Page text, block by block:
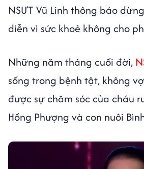
NSƯT Vũ Linh thông báo
diễn vì sức khoẻ không cho
Những năm tháng cuối đời,
sống trong bệnh tật, không
được sự chăm sóc của cháu
Hồng Phượng và con nuôi